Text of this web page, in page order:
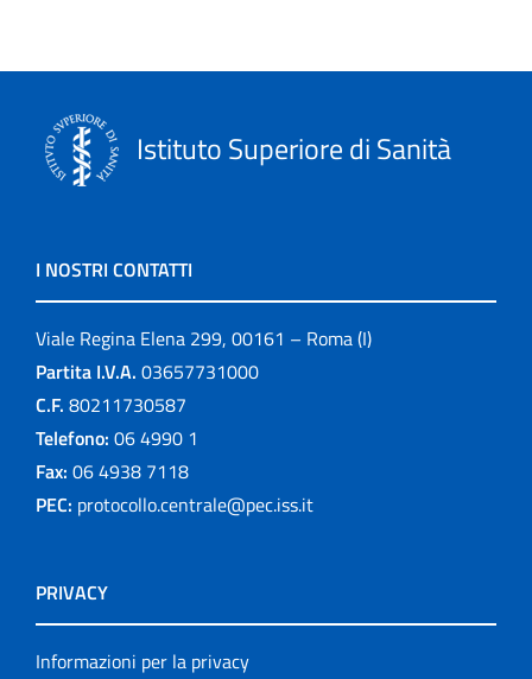
Istituto Superiore di Sanità
I NOSTRI CONTATTI
Viale Regina Elena 299, 00161 – Roma (I)
Partita I.V.A. 03657731000
C.F. 80211730587
Telefono: 06 4990 1
Fax: 06 4938 7118
PEC: protocollo.centrale@pec.iss.it
PRIVACY
Informazioni per la privacy